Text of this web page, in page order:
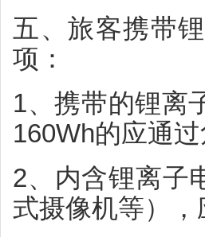
五、旅客携带
项：
1、携带的锂离
160Wh的应通
2、内含锂离子
式摄像机等）